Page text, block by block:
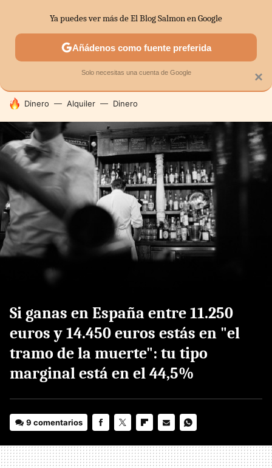
SECTORES ECONOMÍA DOMÉSTICA MERCADOS
HOY SE HABLA DE
Dinero Alquiler Dinero
Si ganas en España entre 11.250
euros y 14.450 euros estás en "el
tramo de la muerte": tu tipo
marginal está en el 44,5%
9 comentarios
MAIL
×
Ya puedes ver más de El Blog Salmon en Google
Añádenos como fuente preferida
Solo necesitas una cuenta de Google